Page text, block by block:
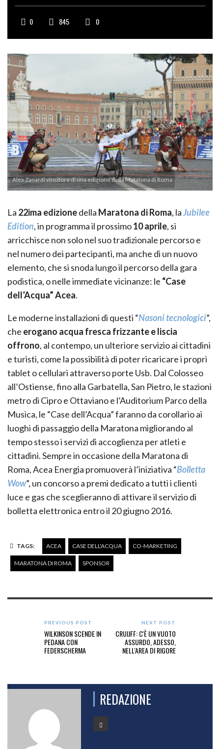
0 845 0
Alex Zanardi vincitore di una edizione della Matatona di Roma
La 22ima edizionedella Maratona di Roma, laJubilee
Edition, in programma il prossimo10 aprile, si
arricchisce non solo nel suo tradizionale percorso e
nel numero dei partecipanti, ma anche di un nuovo
elemento, che si snoda lungo il percorso della gara
podistica, o nelle immediate vicinanze: le “Case
dell’Acqua” Acea.
Le moderne installazioni di questi “Nasoni tecnologici”,
che erogano acqua fresca frizzante e liscia
offrono, al contempo, un ulteriore servizio ai cittadini
e turisti, come la possibilità di poter ricaricare i propri
tablet o cellulari attraverso porte Usb. Dal Colosseo
all’Ostiense, fino alla Garbatella, San Pietro, le stazioni
metro di Cipro e Ottaviano e l’Auditorium Parco della
Musica, le “Case dell’Acqua” faranno da corollario ai
luoghi di passaggio della Maratona migliorando al
tempo stesso i servizi di accoglienza per atleti e
cittadini. Sempre in occasione della Maratona di
Roma, Acea Energia promuoverà l’iniziativa “Bolletta
Wow”, un concorso a premi dedicato a tutti i clienti
luce e gas che sceglieranno di attivare il servizio di
bolletta elettronica entro il 20 giugno 2016.
TAGS: ACEA CASE DELL'ACQUA CO-MARKETING
MARATONA DI ROMA SPONSOR
PREVIOUS POST
WILKINSON SCENDE IN
PEDANA CON
FEDERSCHERMA
NEXT POST
CRUIJFF: C'È UN VUOTO
ASSURDO, ADESSO,
NELL'AREA DI RIGORE
REDAZIONE